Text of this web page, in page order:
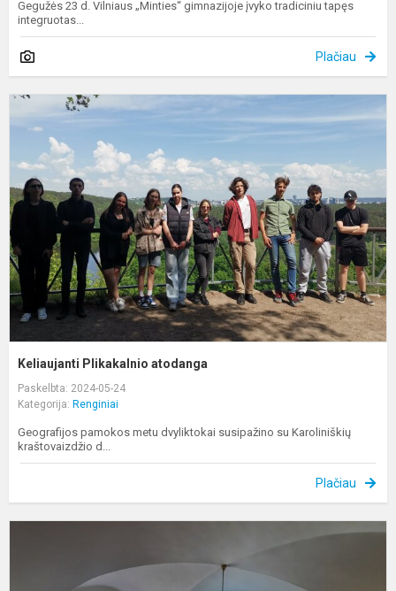
Gegužės 23 d. Vilniaus „Minties“ gimnazijoje įvyko tradiciniu tapęs
integruotas...
Plačiau
Keliaujanti Plikakalnio atodanga
Paskelbta: 2024-05-24
Kategorija: Renginiai
Geografijos pamokos metu dvyliktokai susipažino su Karoliniškių
kraštovaizdžio d...
Plačiau